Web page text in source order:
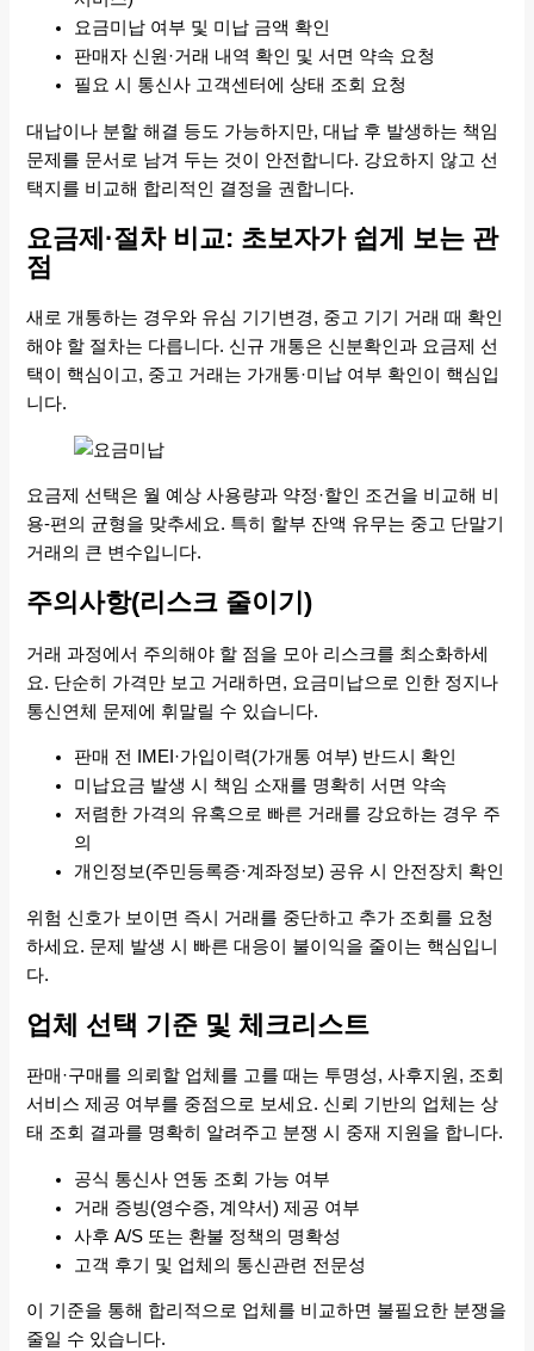
요금미납 여부 및 미납 금액 확인
판매자 신원·거래 내역 확인 및 서면 약속 요청
필요 시 통신사 고객센터에 상태 조회 요청
대납이나 분할 해결 등도 가능하지만, 대납 후 발생하는 책임
문제를 문서로 남겨 두는 것이 안전합니다. 강요하지 않고 선
택지를 비교해 합리적인 결정을 권합니다.
요금제·절차 비교: 초보자가 쉽게 보는 관
점
새로 개통하는 경우와 유심 기기변경, 중고 기기 거래 때 확인
해야 할 절차는 다릅니다. 신규 개통은 신분확인과 요금제 선
택이 핵심이고, 중고 거래는 가개통·미납 여부 확인이 핵심입
니다.
요금제 선택은 월 예상 사용량과 약정·할인 조건을 비교해 비
용-편의 균형을 맞추세요. 특히 할부 잔액 유무는 중고 단말기
거래의 큰 변수입니다.
주의사항(리스크 줄이기)
거래 과정에서 주의해야 할 점을 모아 리스크를 최소화하세
요. 단순히 가격만 보고 거래하면, 요금미납으로 인한 정지나
통신연체 문제에 휘말릴 수 있습니다.
판매 전 IMEI·가입이력(가개통 여부) 반드시 확인
미납요금 발생 시 책임 소재를 명확히 서면 약속
저렴한 가격의 유혹으로 빠른 거래를 강요하는 경우 주
의
개인정보(주민등록증·계좌정보) 공유 시 안전장치 확인
위험 신호가 보이면 즉시 거래를 중단하고 추가 조회를 요청
하세요. 문제 발생 시 빠른 대응이 불이익을 줄이는 핵심입니
다.
업체 선택 기준 및 체크리스트
판매·구매를 의뢰할 업체를 고를 때는 투명성, 사후지원, 조회
서비스 제공 여부를 중점으로 보세요. 신뢰 기반의 업체는 상
태 조회 결과를 명확히 알려주고 분쟁 시 중재 지원을 합니다.
공식 통신사 연동 조회 가능 여부
거래 증빙(영수증, 계약서) 제공 여부
사후 A/S 또는 환불 정책의 명확성
고객 후기 및 업체의 통신관련 전문성
이 기준을 통해 합리적으로 업체를 비교하면 불필요한 분쟁을
줄일 수 있습니다.